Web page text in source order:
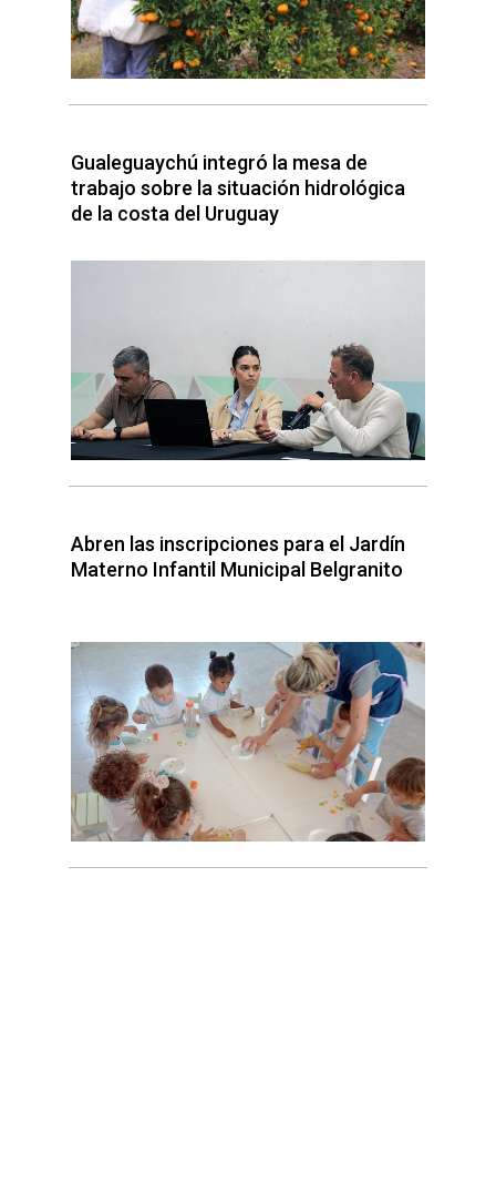
Gualeguaychú integró la mesa de
trabajo sobre la situación hidrológica
de la costa del Uruguay
Abren las inscripciones para el Jardín
Materno Infantil Municipal Belgranito